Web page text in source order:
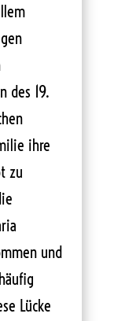
des 19.
ihre
zu
und
Lücke